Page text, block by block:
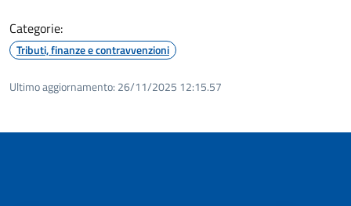
Categorie:
Tributi, finanze e contravvenzioni
Ultimo aggiornamento: 26/11/2025 12:15.57